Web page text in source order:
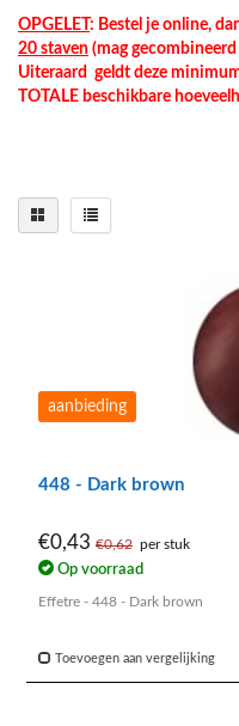
OPGELET : Bestel je online,
20 staven (mag
Uiteraard geldt deze
TOTALE beschikbare
aanbieding
448 - Dark brown
€0,43 €0,62 per stuk
Op voorraad
Effetre - 448 - Dark brown
Toevoegen aan vergelijking